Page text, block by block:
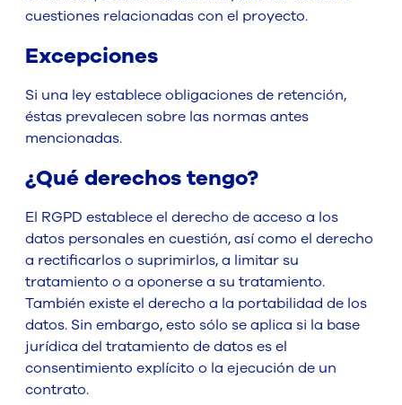
cuestiones relacionadas con el proyecto.
Excepciones
Si una ley establece obligaciones de retención,
éstas prevalecen sobre las normas antes
mencionadas.
¿Qué derechos tengo?
El RGPD establece el derecho de acceso a los
datos personales en cuestión, así como el derecho
a rectificarlos o suprimirlos, a limitar su
tratamiento o a oponerse a su tratamiento.
También existe el derecho a la portabilidad de los
datos. Sin embargo, esto sólo se aplica si la base
jurídica del tratamiento de datos es el
consentimiento explícito o la ejecución de un
contrato.